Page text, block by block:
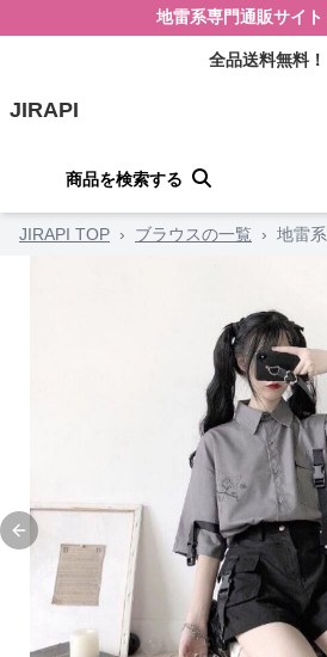
地雷系専門通販サイ
全品送料無料！
JIRAPI
商品を検索する
JIRAPI TOP › ブラウスの一覧 › 地雷
Previous slide